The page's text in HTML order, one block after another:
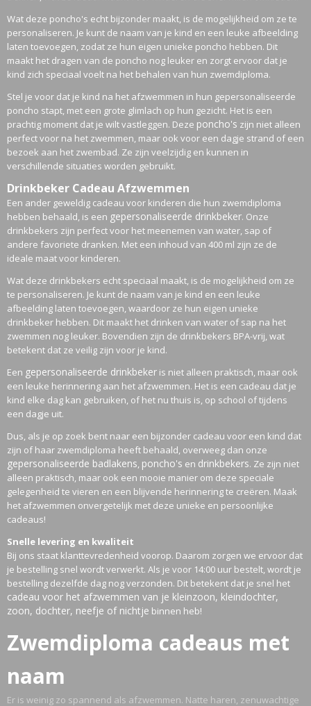
Wat deze poncho's echt bijzonder maakt, is de mogelijkheid om ze te
personaliseren. Je kunt de naam van je kind en een leuke afbeelding
laten toevoegen, zodat ze hun eigen unieke poncho hebben. Dit
maakt het dragen van de poncho nog leuker en zorgt ervoor dat je
kind zich speciaal voelt na het behalen van hun zwemdiploma.
Stel je voor dat je kind na het afzwemmen in hun gepersonaliseerde
poncho stapt, met een grote glimlach op hun gezicht. Het is een
prachtig moment dat je wilt vastleggen. Deze poncho's zijn niet alleen
perfect voor na het zwemmen, maar ook voor een dagje strand of een
bezoek aan het zwembad. Ze zijn veelzijdig en kunnen in
verschillende situaties worden gebruikt.
Drinkbeker Cadeau Afzwemmen
Een ander geweldig cadeau voor kinderen die hun zwemdiploma
hebben behaald, is een gepersonaliseerde drinkbeker. Onze
drinkbekers zijn perfect voor het meenemen van water, sap of
andere favoriete dranken. Met een inhoud van 400 ml zijn ze de
ideale maat voor kinderen.
Wat deze drinkbekers echt speciaal maakt, is de mogelijkheid om ze
te personaliseren. Je kunt de naam van je kind en een leuke
afbeelding laten toevoegen, waardoor ze hun eigen unieke
drinkbeker hebben. Dit maakt het drinken van water of sap na het
zwemmen nog leuker. Bovendien zijn de drinkbekers BPA-vrij, wat
betekent dat ze veilig zijn voor je kind.
Een gepersonaliseerde drinkbeker is niet alleen praktisch, maar ook
een leuke herinnering aan het afzwemmen. Het is een cadeau dat je
kind elke dag kan gebruiken, of het nu thuis is, op school of tijdens
een dagje uit.
Dus, als je op zoek bent naar een bijzonder cadeau voor een kind dat
zijn of haar zwemdiploma heeft behaald, overweeg dan onze
gepersonaliseerde badlakens, poncho's en drinkbekers. Ze zijn niet
alleen praktisch, maar ook een mooie manier om deze speciale
gelegenheid te vieren en een blijvende herinnering te creëren. Maak
het afzwemmen onvergetelijk met deze unieke en persoonlijke
cadeaus!
Snelle levering en kwaliteit
Bij ons staat klanttevredenheid voorop. Daarom zorgen we ervoor dat
je bestelling snel wordt verwerkt. Als je voor 14:00 uur bestelt, wordt je
bestelling dezelfde dag nog verzonden. Dit betekent dat je snel het
cadeau voor het afzwemmen van je kleinzoon, kleindochter,
zoon, dochter, neefje of nichtje binnen heb!
Zwemdiploma cadeaus met
naam
Er is weinig zo spannend als afzwemmen. Natte haren, zenuwachtige